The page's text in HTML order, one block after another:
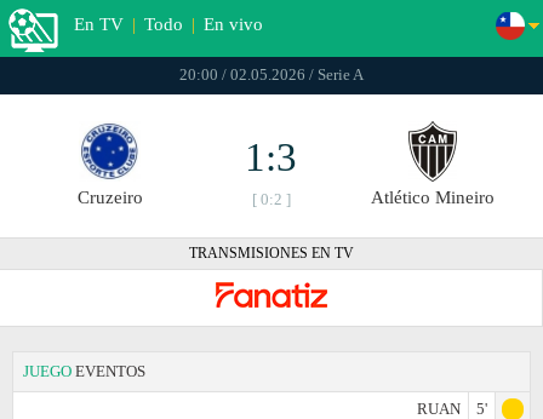
En TV | Todo | En vivo
20:00 / 02.05.2026 / Serie A
Cruzeiro
1:3
[ 0:2 ] Atlético Mineiro
TRANSMISIONES EN TV
JUEGO EVENTOS
RUAN
5'